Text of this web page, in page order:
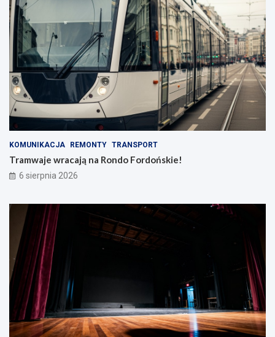
KOMUNIKACJA REMONTY TRANSPORT
Tramwaje wracają na Rondo Fordońskie!
6 sierpnia 2026